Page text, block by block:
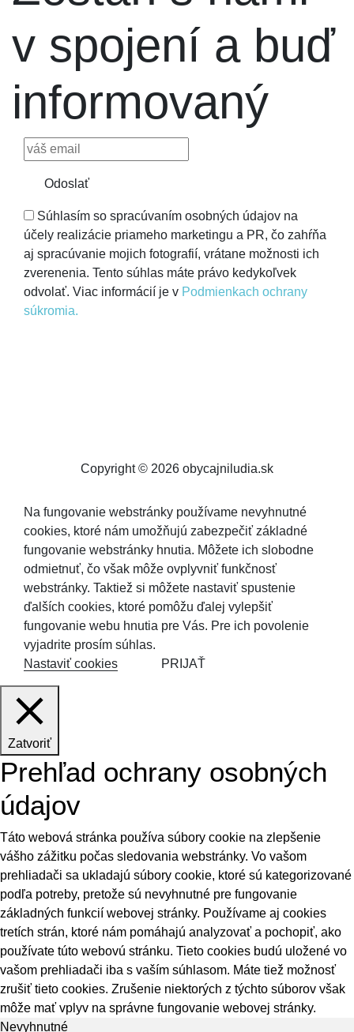
v spojení a buď
informovaný
Odoslať
Súhlasím so spracúvaním osobných údajov na
účely realizácie priameho marketingu a PR, čo zahŕňa
aj spracúvanie mojich fotografií, vrátane možnosti ich
zverenenia. Tento súhlas máte právo kedykoľvek
odvolať. Viac informácií je v Podmienkach ochrany
súkromia.
Copyright © 2026 obycajniludia.sk
Na fungovanie webstránky používame nevyhnutné
cookies, ktoré nám umožňujú zabezpečiť základné
fungovanie webstránky hnutia. Môžete ich slobodne
odmietnuť, čo však môže ovplyvniť funkčnosť
webstránky. Taktiež si môžete nastaviť spustenie
ďalších cookies, ktoré pomôžu ďalej vylepšiť
fungovanie webu hnutia pre Vás. Pre ich povolenie
vyjadrite prosím súhlas.
Nastaviť cookies
PRIJAŤ
Zatvoriť
Prehľad ochrany osobných
údajov
Táto webová stránka používa súbory cookie na zlepšenie
vášho zážitku počas sledovania webstránky. Vo vašom
prehliadači sa ukladajú súbory cookie, ktoré sú kategorizované
podľa potreby, pretože sú nevyhnutné pre fungovanie
základných funkcií webovej stránky. Používame aj cookies
tretích strán, ktoré nám pomáhajú analyzovať a pochopiť, ako
používate túto webovú stránku. Tieto cookies budú uložené vo
vašom prehliadači iba s vaším súhlasom. Máte tiež možnosť
zrušiť tieto cookies. Zrušenie niektorých z týchto súborov však
môže mať vplyv na správne fungovanie webovej stránky.
Nevyhnutné